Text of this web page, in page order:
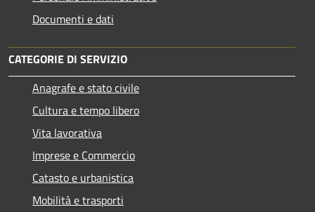
Documenti e dati
CATEGORIE DI SERVIZIO
Anagrafe e stato civile
Cultura e tempo libero
Vita lavorativa
Imprese e Commercio
Catasto e urbanistica
Mobilità e trasporti